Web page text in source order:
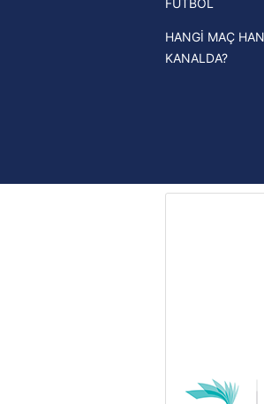
UEFA
UEFA Avrupa
UEFA
FUTBOL
HANGİ MAÇ
KANALDA?